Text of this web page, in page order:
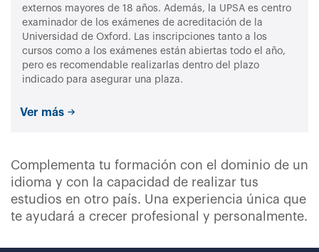
externos mayores de 18 años. Además, la UPSA es centro
examinador de los exámenes de acreditación de la
Universidad de Oxford. Las inscripciones tanto a los
cursos como a los exámenes están abiertas todo el año,
pero es recomendable realizarlas dentro del plazo
indicado para asegurar una plaza.
Ver más
Complementa tu formación con el dominio de un
idioma y con la capacidad de realizar tus
estudios en otro país. Una experiencia única que
te ayudará a crecer profesional y personalmente.